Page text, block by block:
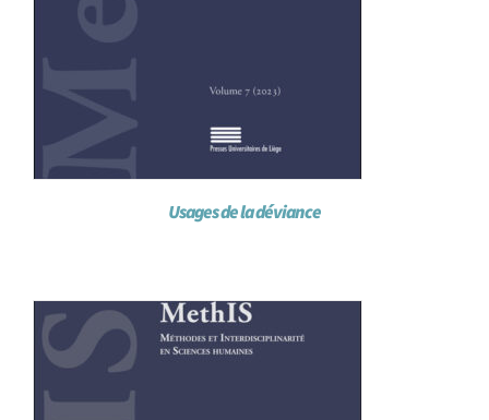
Usages de la déviance